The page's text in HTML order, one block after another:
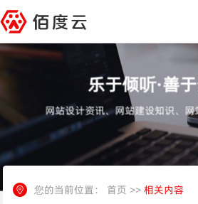
乐于倾听·善
网站设计资讯、网站建设知识、
您的当前位置： 首页 >>相关内容